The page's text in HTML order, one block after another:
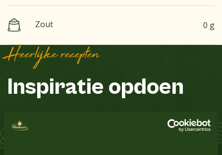
Zout 0 g
Heerlijke recepten
Inspiratie opdoen
Zalm Schnitzel